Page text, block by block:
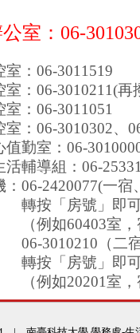
室：06-
室：06-3011519
室：06-3010211(再
室：06-3011051
室：06-3010302、
值勤室：06-
活輔導組：06-
：06-2420077(一宿
房號」即可
60403室，宿舍
（二
房號」即可
20201室，宿舍